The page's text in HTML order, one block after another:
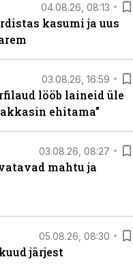
04.08.26, 08:13
kasumi ja uus
03.08.26, 16:59
lööb laineid üle
ehitama”
03.08.26, 08:27
mahtu ja
05.08.26, 08:30
järjest